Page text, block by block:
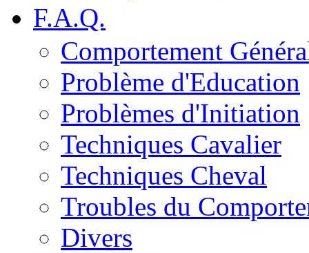
F.A.Q.
Comportement
Problème d'Education
Problèmes d'Initiation
Techniques Cavalier
Techniques Cheval
Troubles du
Divers